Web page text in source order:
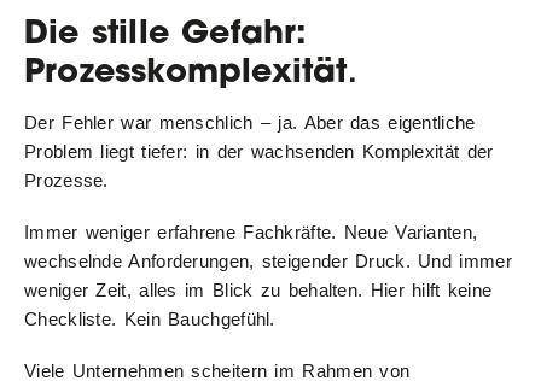
Die stille Gefahr:
Prozesskomplexität.
Der Fehler war menschlich – ja. Aber das eigentliche
Problem liegt tiefer: in der wachsenden Komplexität der
Prozesse.
Immer weniger erfahrene Fachkräfte. Neue Varianten,
wechselnde Anforderungen, steigender Druck. Und immer
weniger Zeit, alles im Blick zu behalten. Hier hilft keine
Checkliste. Kein Bauchgefühl.
Viele Unternehmen scheitern im Rahmen von